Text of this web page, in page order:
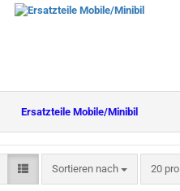
Ersatzteile Mobile/Minibil
Sortieren nach
Sortieren nach 20
pro